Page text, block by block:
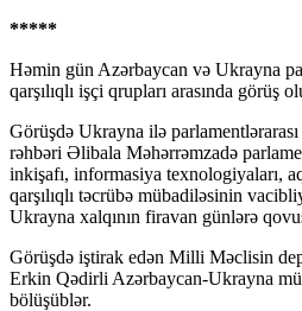
*****
Həmin gün Azərbaycan və Ukrayna
qarşılıqlı işçi qrupları arasında görüş
Görüşdə Ukrayna ilə
rəhbəri Əlibala Məhərrəmzadə
inkişafı, informasiya texnologiyaları,
qarşılıqlı təcrübə mübadiləsinin
Ukrayna xalqının firavan günlərə
Görüşdə iştirak edən Milli Məclisin
Erkin Qədirli Azərbaycan-Ukrayna
bölüşüblər.